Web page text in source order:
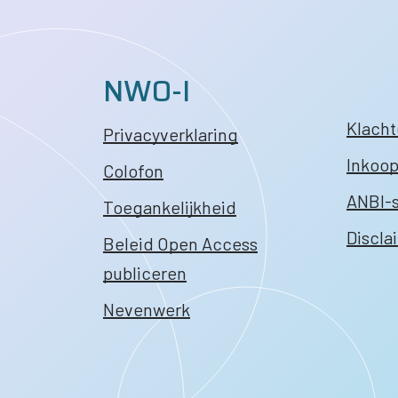
NWO-I
Privacyverklaring
Colofon
Toegankelijkheid
Beleid Open Access
publiceren
Nevenwerk
ANBI-